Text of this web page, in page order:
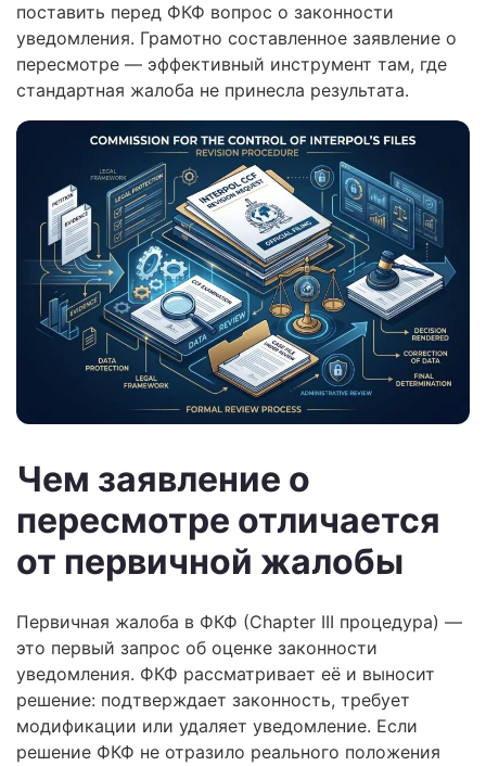
поставить перед ФКФ вопрос о законности
уведомления. Грамотно составленное заявление о
пересмотре — эффективный инструмент там, где
стандартная жалоба не принесла результата.
Чем заявление о
пересмотре отличается
от первичной жалобы
Первичная жалоба в ФКФ (Chapter III процедура) —
это первый запрос об оценке законности
уведомления. ФКФ рассматривает её и выносит
решение: подтверждает законность, требует
модификации или удаляет уведомление. Если
решение ФКФ не отразило реального положения